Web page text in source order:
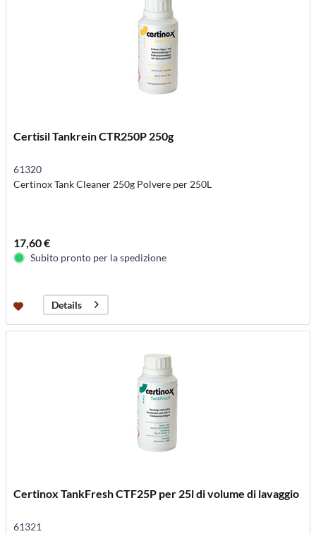
Certisil Tankrein CTR250P 250g
61320
Certinox Tank Cleaner 250g Polvere per 250L
17,60 €
Subito pronto per la spedizione
Details
Certinox TankFresh CTF25P per 25l di volume di lavaggio
61321